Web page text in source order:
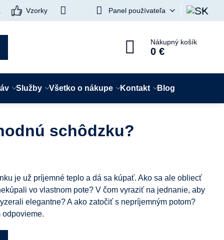
Vzorky Panel používateľa
Nákupný košík
0 €
Služby Všetko o nákupe Kontakt Blog
schôdzku?
je už príjemné teplo a dá sa kúpať. Ako sa ale obliecť
vo vlastnom pote? V čom vyraziť na jednanie, aby
elegantne? A ako zatočiť s nepríjemným potom?
odpovieme.